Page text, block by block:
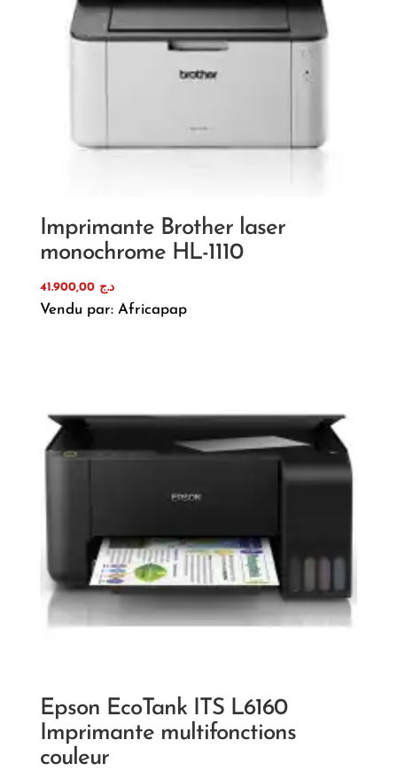
Imprimante Brother laser
monochrome HL-1110
د.ج 41.900,00
Vendu par: Africapap
Epson EcoTank ITS L6160
Imprimante multifonctions
couleur